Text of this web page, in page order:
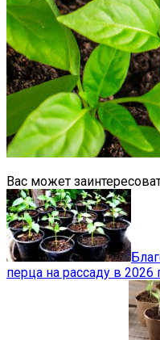
Вас может
перца на рассаду в 2026